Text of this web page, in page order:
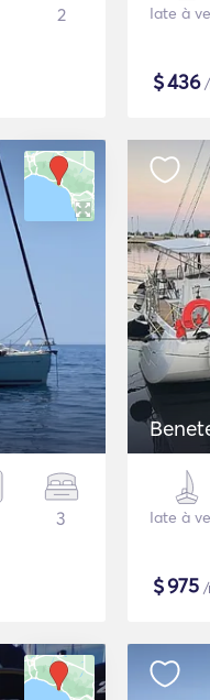
2 Iate à
$436/
3 Iate à
$975